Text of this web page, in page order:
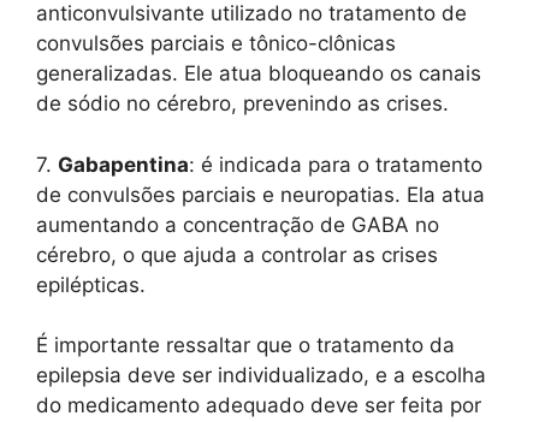
anticonvulsivante utilizado no tratamento de
convulsões parciais e tônico-clônicas
generalizadas. Ele atua bloqueando os canais
de sódio no cérebro, prevenindo as crises.
7. Gabapentina: é indicada para o tratamento
de convulsões parciais e neuropatias. Ela atua
aumentando a concentração de GABA no
cérebro, o que ajuda a controlar as crises
epilépticas.
É importante ressaltar que o tratamento da
epilepsia deve ser individualizado, e a escolha
do medicamento adequado deve ser feita por